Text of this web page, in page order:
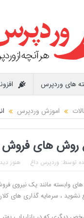
های وردپرس
اموزش وردپرس
روش های فروش
توسط: وردپرس داغ هنوز
های وابسته مانند یک نیروی
، سرمایه گذاری های